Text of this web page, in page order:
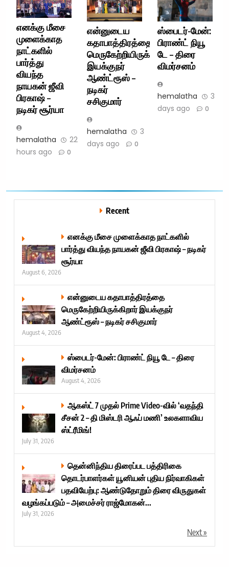
எனக்கு மீசை
முளைக்காத
நாட்களில்
பார்த்து
வியந்த
நாயகன் ஜீவி
பிரகாஷ் –
நடிகர் சூர்யா
hemalatha
22
hours ago
0
என்னுடைய
கதாபாத்திரத்தை
மெருகேற்றியிருக்கிறார்
இயக்குநர்
ஆண்ட்ரூஸ் –
நடிகர்
சசிகுமார்
hemalatha
3
days ago
0
ஸ்பைடர்-மேன்:
பிராண்ட் நியூ
டே – திரை
விமர்சனம்
hemalatha
3
days ago
0
Recent
எனக்கு மீசை முளைக்காத நாட்களில்
பார்த்து வியந்த நாயகன் ஜீவி பிரகாஷ் – நடிகர்
சூர்யா
August 6, 2026
என்னுடைய கதாபாத்திரத்தை
மெருகேற்றியிருக்கிறார் இயக்குநர்
ஆண்ட்ரூஸ் – நடிகர் சசிகுமார்
August 4, 2026
ஸ்பைடர்-மேன்: பிராண்ட் நியூ டே – திரை
விமர்சனம்
August 4, 2026
ஆகஸ்ட் 7 முதல் Prime Video-வில் ‘வதந்தி
சீசன் 2 – தி மிஸ்டரி ஆஃப் மணி’ உலகளாவிய
ஸ்ட்ரீமிங்!
July 31, 2026
தென்னிந்திய திரைப்பட பத்திரிகை
தொடர்பாளர்கள் யூனியன் புதிய நிர்வாகிகள்
பதவியேற்பு: ஆண்டுதோறும் திரை விருதுகள்
வழங்கப்படும் – அமைச்சர் ராஜ்மோகன்...
July 31, 2026
Next »